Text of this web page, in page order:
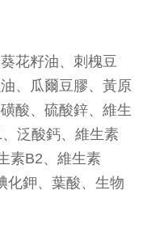
花籽油、刺槐豆
、瓜爾豆膠、黃原
酸、硫酸鋅、維生
泛酸鈣、維生素
素B2、維生素
化鉀、葉酸、生物